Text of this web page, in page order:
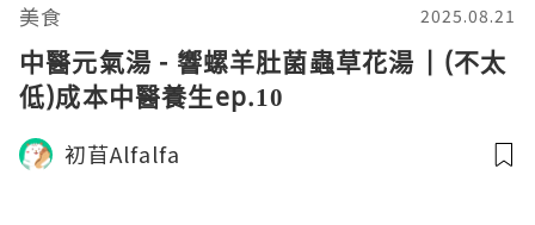
美食 2025.08.21
中醫元氣湯 - 響螺羊肚菌蟲草花湯 | (不太
低)成本中醫養生ep.10
初苜Alfalfa